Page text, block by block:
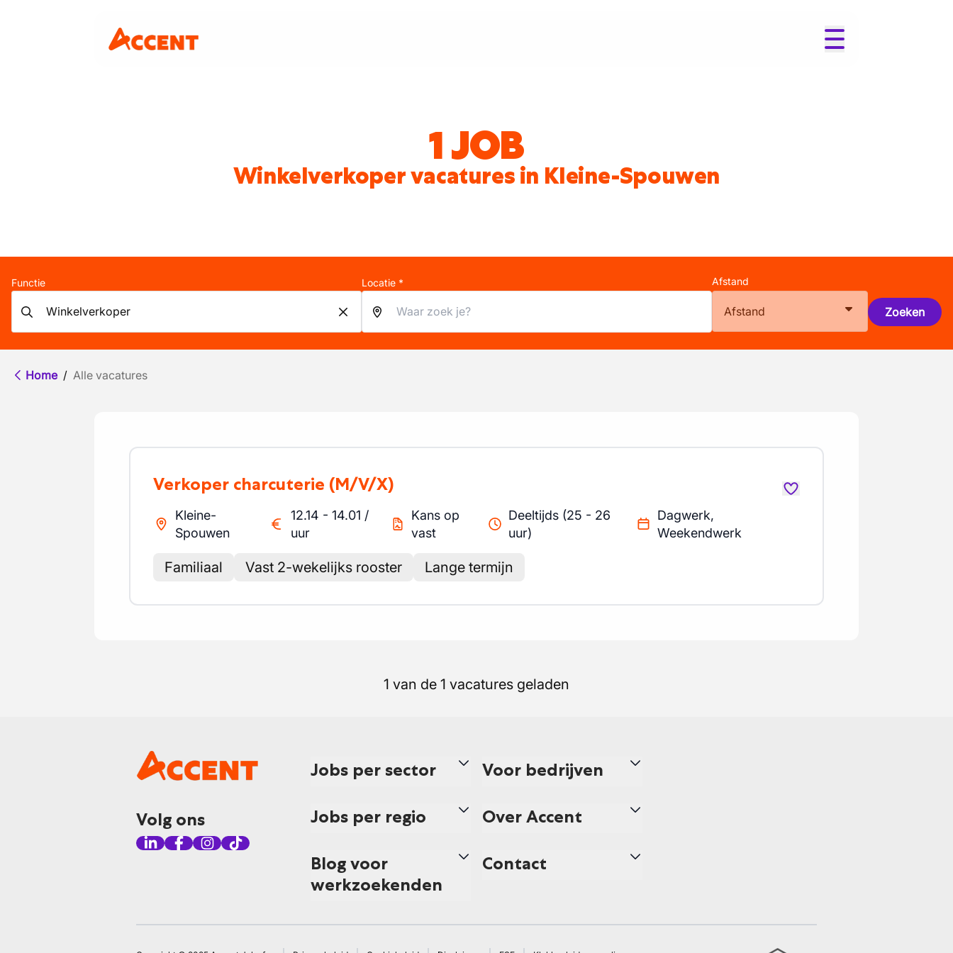
1 JOB
Winkelverkoper vacatures in Kleine-Spouwen
Functie Locatie * Afstand
Afstand Zoeken
Home / Alle vacatures
Verkoper charcuterie (M/V/X)
Kleine-
Spouwen
12.14 - 14.01 /
uur
Kans op
vast
Deeltijds (25 - 26
uur)
Dagwerk,
Weekendwerk
Familiaal Vast 2-wekelijks rooster Lange termijn
1 van de 1 vacatures geladen
Volg ons
Jobs per sector
Jobs per regio
Blog voor
werkzoekenden
Voor bedrijven
Over Accent
Contact